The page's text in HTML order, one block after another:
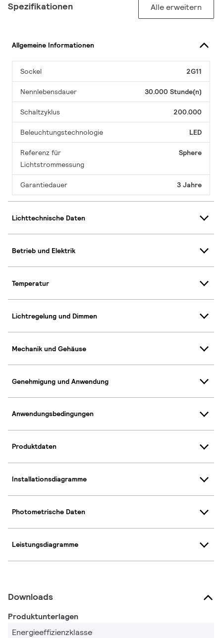
Spezifikationen Alle erweitern
Allgemeine Informationen
Sockel 2G11
Nennlebensdauer 30.000 Stunde(n)
Schaltzyklus 200.000
Beleuchtungstechnologie LED
Referenz für
Lichtstrommessung
Sphere
Garantiedauer 3 Jahre
Lichttechnische Daten
Betrieb und Elektrik
Temperatur
Lichtregelung und Dimmen
Mechanik und Gehäuse
Genehmigung und Anwendung
Anwendungsbedingungen
Produktdaten
Installationsdiagramme
Photometrische Daten
Leistungsdiagramme
Downloads
Produktunterlagen
Energieeffizienzklasse